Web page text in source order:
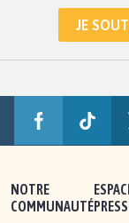
JE
NOTRE
COMMUNAUTÉ